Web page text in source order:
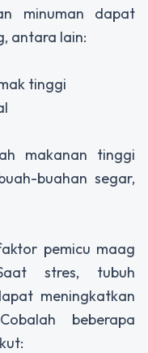
minuman dapat
antara lain:
tinggi
makanan tinggi
buahan segar,
pemicu maag
stres, tubuh
meningkatkan
beberapa